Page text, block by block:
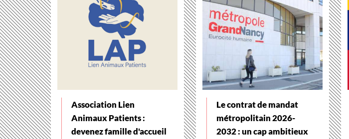
Association Lien
Animaux Patients :
devenez famille d'accueil
Le contrat de mandat
métropolitain 2026-
2032 : un cap ambitieux